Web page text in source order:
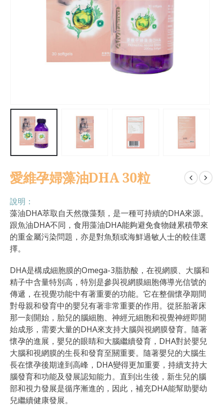
愛維孕婦藻油DHA 30粒
說明：
藻油DHA萃取自天然微藻類，是一種可持續的DHA來源。
跟魚油DHA不同，食用藻油DHA能夠避免食物鏈累積帶來
的重金屬污染問題，亦是對魚類或海鮮過敏人士的較佳選
擇。
DHA是構成細胞膜的Omega-3脂肪酸，在視網膜、大腦和
精子中含量特別高，特別是參與視網膜細胞傳導光信號的
傳遞，在視覺功能中有著重要的功能。它在整個懷孕期間
對母親和發育中的嬰兒有著非常重要的作用。從胚胎著床
那一刻開始，胎兒的腦細胞、神經元細胞和視覺神經即開
始成形，需要大量的DHA來支持大腦與視網膜發育。隨著
懷孕的進展，嬰兒的眼睛和大腦繼續發育，DHA對於嬰兒
大腦和視網膜的生長和發育至關重要。隨著嬰兒的大腦生
長在懷孕後期達到高峰，DHA變得更加重要，持續支持大
腦發育和功能及發展認知能力。直到出生後，新生兒的腦
部和視力發展是循序漸進的，因此，補充DHA能幫助嬰幼
兒繼續健康發展。